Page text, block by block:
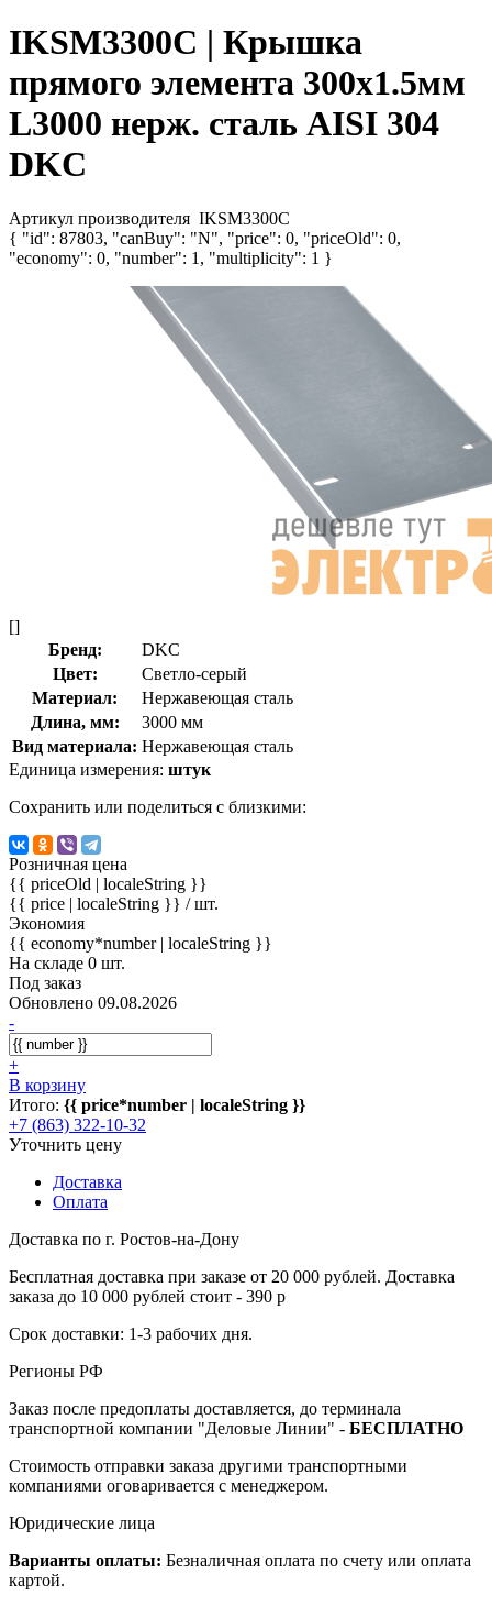
IKSM3300C | Крышка
прямого элемента 300х1.5мм
L3000 нерж. сталь AISI 304
DKC
Артикул производителя IKSM3300C
{ "id": 87803, "canBuy": "N", "price": 0, "priceOld": 0,
"economy": 0, "number": 1, "multiplicity": 1 }
[]
Бренд:
DKC
Цвет:
Светло-серый
Материал:
Нержавеющая сталь
Длина, мм:
3000 мм
Вид материала: Нержавеющая сталь
Единица измерения: штук
Сохранить или поделиться с близкими:
Розничная цена
{{ priceOld | localeString }}
{{ price | localeString }} / шт.
Экономия
{{ economy*number | localeString }}
На складе 0 шт.
Под заказ
Обновлено 09.08.2026
-
+
В корзину
Итого: {{ price*number | localeString }}
+7 (863) 322-10-32
Уточнить цену
Доставка
Оплата
Доставка по г. Ростов-на-Дону
Бесплатная доставка при заказе от 20 000 рублей. Доставка
заказа до 10 000 рублей стоит - 390 р
Срок доставки: 1-3 рабочих дня.
Регионы РФ
Заказ после предоплаты доставляется, до терминала
транспортной компании "Деловые Линии" - БЕСПЛАТНО
Стоимость отправки заказа другими транспортными
компаниями оговаривается с менеджером.
Юридические лица
Варианты оплаты: Безналичная оплата по счету или оплата
картой.